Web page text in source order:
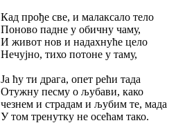
Кад прође све, и малаксало тело
Поново падне у обичну чаму,
И живот нов и надахнуће цело
Нечујно, тихо потоне у таму,
Ја ћу ти драга, опет рећи тада
Отужну песму о љубави, како
чезнем и страдам и љубим те, мада
У том тренутку не осећам тако.